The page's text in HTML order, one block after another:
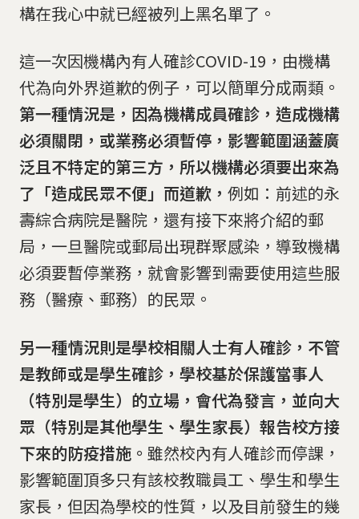
構在我心中就已經被列上黑名單了。
這一次因機構內有人確診COVID-19，由機構
代為向外界道歉的例子，可以簡單分成兩類。
第一種情況是，因為機構成員確診，造成機構
必須關閉，或業務必須暫停，影響範圍涵蓋廣
泛且不特定的第三方，所以機構必須要出來為
了「造成民眾不便」而道歉， 例如：前述的永
壽綜合病院是醫院，還有接下來將介紹的郵
局，一旦醫院或郵局出現群聚感染，導致機構
必須要暫停業務，就會影響到需要使用這些服
務（醫療、郵務）的民眾。
另一種情況則是學校相關人士有人確診，不管
是教師或是學生確診，學校基於保護當事人
（特別是學生）的立場，會代為發言，並向大
眾（特別是其他學生、學生家長）報告校方接
下來的防疫措施。 雖然校內有人確診而停課，
影響範圍頂多只有該校教職員工、學生和學生
家長，但因為學校的性質，以及目前發生的幾